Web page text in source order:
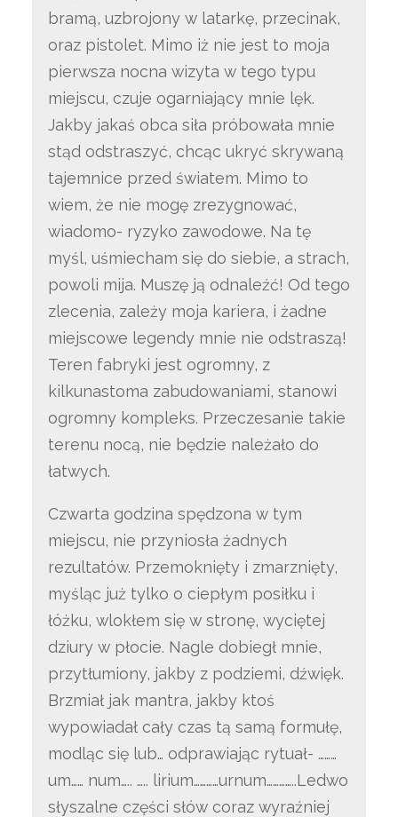
bramą, uzbrojony w latarkę, przecinak,
oraz pistolet. Mimo iż nie jest to moja
pierwsza nocna wizyta w tego typu
miejscu, czuje ogarniający mnie lęk.
Jakby jakaś obca siła próbowała mnie
stąd odstraszyć, chcąc ukryć skrywaną
tajemnice przed światem. Mimo to
wiem, że nie mogę zrezygnować,
wiadomo- ryzyko zawodowe. Na tę
myśl, uśmiecham się do siebie, a strach,
powoli mija. Muszę ją odnaleźć! Od tego
zlecenia, zależy moja kariera, i żadne
miejscowe legendy mnie nie odstraszą!
Teren fabryki jest ogromny, z
kilkunastoma zabudowaniami, stanowi
ogromny kompleks. Przeczesanie takie
terenu nocą, nie będzie należało do
łatwych.
Czwarta godzina spędzona w tym
miejscu, nie przyniosła żadnych
rezultatów. Przemoknięty i zmarznięty,
myśląc już tylko o ciepłym posiłku i
łóżku, wlokłem się w stronę, wyciętej
dziury w płocie. Nagle dobiegł mnie,
przytłumiony, jakby z podziemi, dźwięk.
Brzmiał jak mantra, jakby ktoś
wypowiadał cały czas tą samą formułę,
modląc się lub… odprawiając rytuał- ………
um…… num….. ….. lirium…………urnum…………..Ledwo
słyszalne części słów coraz wyraźniej